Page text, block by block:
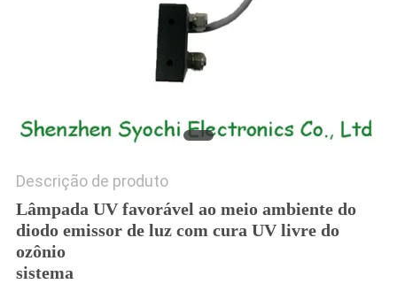
Descrição de produto
Lâmpada UV favorável ao meio ambiente do
diodo emissor de luz com cura UV livre do
ozônio
sistema